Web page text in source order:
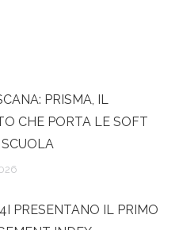
PRISMA, IL
CHE PORTA LE SOFT
PRESENTANO IL PRIMO